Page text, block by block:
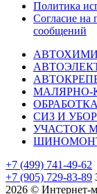
Политика
Согласие
сообщений
МАЛЯРНО-
СИЗ И
УЧАСТОК
+7 (499) 741-49-62
+7 (905) 729-83-89
2026 © Интернет-